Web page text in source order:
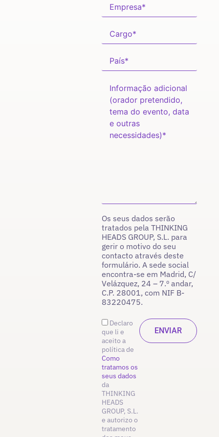
Os seus dados serão
tratados pela THINKING
HEADS GROUP, S.L. para
gerir o motivo do seu
contacto através deste
formulário. A sede social
encontra-se em Madrid, C/
Velázquez, 24 – 7.º andar,
C.P. 28001, com NIF B-
83220475.
Declaro
que li e
aceito a
política de
Como
tratamos os
seus dados
da
THINKING
HEADS
GROUP, S.L.
e autorizo o
tratamento